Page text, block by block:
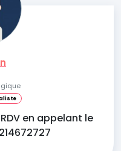
en appelant le